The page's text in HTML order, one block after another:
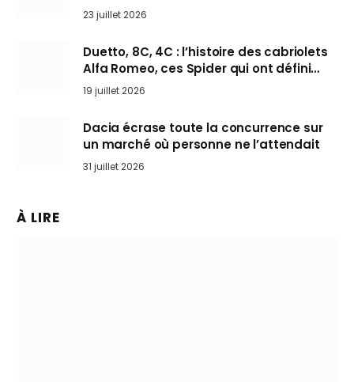
arrive en Europe cet automne
23 juillet 2026
Duetto, 8C, 4C : l’histoire des cabriolets
Alfa Romeo, ces Spider qui ont défini
l’art de rouler cheveux au vent
19 juillet 2026
Dacia écrase toute la concurrence sur
un marché où personne ne l’attendait
31 juillet 2026
À LIRE